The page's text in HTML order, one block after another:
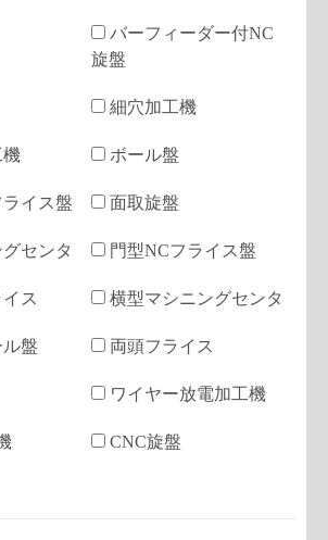
バーフィーダー付NC
旋盤
細穴加工機
機 ボール盤
イス盤 面取旋盤
センタ 門型NCフライス盤
ス 横型マシニングセンタ
盤 両頭フライス
ワイヤー放電加工機
CNC旋盤